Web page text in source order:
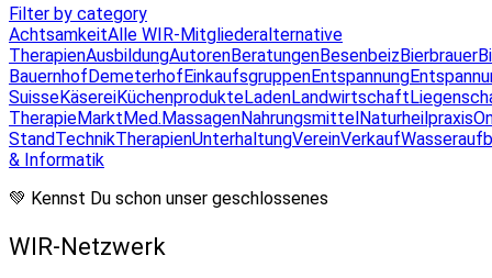
Filter by category
AchtsamkeitAlle WIR-Mitgliederalternative
TherapienAusbildungAutorenBeratungenBesenbeizBierbrauer
BauernhofDemeterhofEinkaufsgruppenEntspannung
SuisseKäsereiKüchenprodukteLadenLandwirtschaft
TherapieMarktMed.MassagenNahrungsmittelNaturheilpraxis
StandTechnikTherapienUnterhaltungVereinVerkauf
& Informatik
💚 Kennst Du schon unser geschlossenes
WIR-Netzwerk